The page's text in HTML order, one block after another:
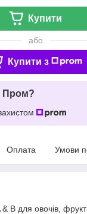
Купити
або
Купити з
Пром?
Оплата Умови
B для овочів, фруктів